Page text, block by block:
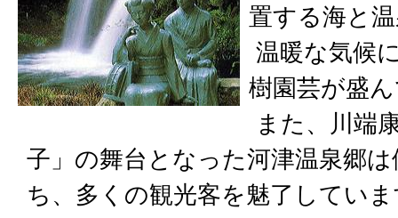
置する海と
温暖な気候
樹園芸が盛
また、川端
子」の舞台となった河津温泉郷
ち、多くの観光客を魅了してい